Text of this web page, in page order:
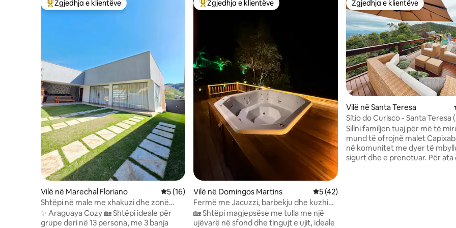
Më të mirat e zgjedhjeve të klientëve
Zgjedhja e klientëve
Vilë në Marechal Floriano Vlerësimi mesatar 5 nga 5, 16 vlerësime
5 (16)
Shtëpi në male me xhakuzi dhe zonë
gatimi
✨ Araguaya Cozy 🏡 Shtëpi ideale për
grupe deri në 13 persona, me 3 banja
Më të mirat e zgjedhjeve të klientëve
Zgjedhja e klientëve
Vilë në Domingos Martins Vlerësimi mesatar 5 nga 5, 42 vlerësime
5 (42)
Fermë me Jacuzzi, barbekju dhe kuzhinë
të kompletuar
🏡 Shtëpi magjepsëse me tulla me një
ujëvarë në sfond dhe tingujt e ujit, ideale
Zgjedhja e klientëve
Zgjedhja e klientëve
Vilë në Santa Teresa
Sítio do Curisco - Santa Teresa
Sillni familjen tuaj për më të
mund të ofrojnë malet Capixabas.
në komunitet me dyer të
sigurt dhe e prenotuar. Për ata që